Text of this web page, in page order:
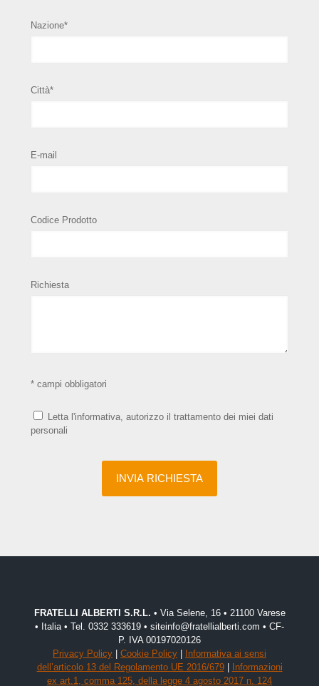
Nazione*
Città*
E-mail
Codice Prodotto
Richiesta
* campi obbligatori
Letta l'informativa, autorizzo il trattamento dei miei dati
personali
FRATELLI ALBERTI S.R.L. • Via Selene, 16 • 21100 Varese
• Italia • Tel. 0332 333619 • siteinfo@fratellialberti.com • CF-
P. IVA 00197020126
Privacy Policy
Cookie Policy
Informativa ai sensi
dell’articolo 13 del Regolamento UE 2016/679|
Informazioni
ex art.1, comma 125, della legge 4 agosto 2017 n. 124